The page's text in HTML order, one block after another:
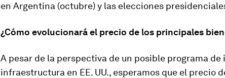
en Argentina (octubre) y las elecciones
¿Cómo evolucionará el precio de los principales
A pesar de la perspectiva de un posible programa de
infraestructura en EE. UU., esperamos que el precio